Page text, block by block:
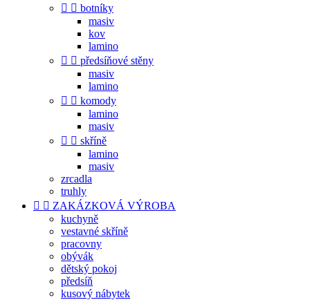
  botníky
masiv
kov
lamino
  předsíňové stěny
masiv
lamino
  komody
lamino
masiv
  skříně
lamino
masiv
zrcadla
truhly
  ZAKÁZKOVÁ VÝROBA
kuchyně
vestavné skříně
pracovny
obývák
dětský pokoj
předsíň
kusový nábytek